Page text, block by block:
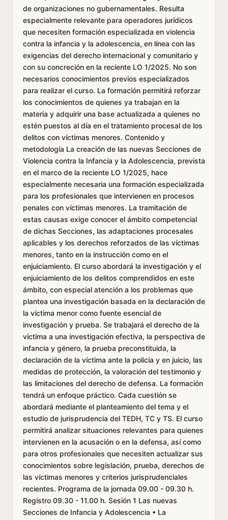
de organizaciones no gubernamentales. Resulta
especialmente relevante para operadores jurídicos
que necesiten formación especializada en violencia
contra la infancia y la adolescencia, en línea con las
exigencias del derecho internacional y comunitario y
con su concreción en la reciente LO 1/2025. No son
necesarios conocimientos previos especializados
para realizar el curso. La formación permitirá reforzar
los conocimientos de quienes ya trabajan en la
materia y adquirir una base actualizada a quienes no
estén puestos al día en el tratamiento procesal de los
delitos con víctimas menores. Contenido y
metodología La creación de las nuevas Secciones de
Violencia contra la Infancia y la Adolescencia, prevista
en el marco de la reciente LO 1/2025, hace
especialmente necesaria una formación especializada
para los profesionales que intervienen en procesos
penales con víctimas menores. La tramitación de
estas causas exige conocer el ámbito competencial
de dichas Secciones, las adaptaciones procesales
aplicables y los derechos reforzados de las víctimas
menores, tanto en la instrucción como en el
enjuiciamiento. El curso abordará la investigación y el
enjuiciamiento de los delitos comprendidos en este
ámbito, con especial atención a los problemas que
plantea una investigación basada en la declaración de
la víctima menor como fuente esencial de
investigación y prueba. Se trabajará el derecho de la
víctima a una investigación efectiva, la perspectiva de
infancia y género, la prueba preconstituida, la
declaración de la víctima ante la policía y en juicio, las
medidas de protección, la valoración del testimonio y
las limitaciones del derecho de defensa. La formación
tendrá un enfoque práctico. Cada cuestión se
abordará mediante el planteamiento del tema y el
estudio de jurisprudencia del TEDH, TC y TS. El curso
permitirá analizar situaciones relevantes para quienes
intervienen en la acusación o en la defensa, así como
para otros profesionales que necesiten actualizar sus
conocimientos sobre legislación, prueba, derechos de
las víctimas menores y criterios jurisprudenciales
recientes. Programa de la jornada 09.00 - 09.30 h.
Registro 09.30 - 11.00 h. Sesión 1 Las nuevas
Secciones de Infancia y Adolescencia • La